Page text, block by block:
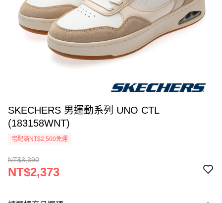
SKECHERS 男運動系列 UNO CTL
(183158WNT)
宅配滿NT$2,500免運
NT$3,390
NT$2,373